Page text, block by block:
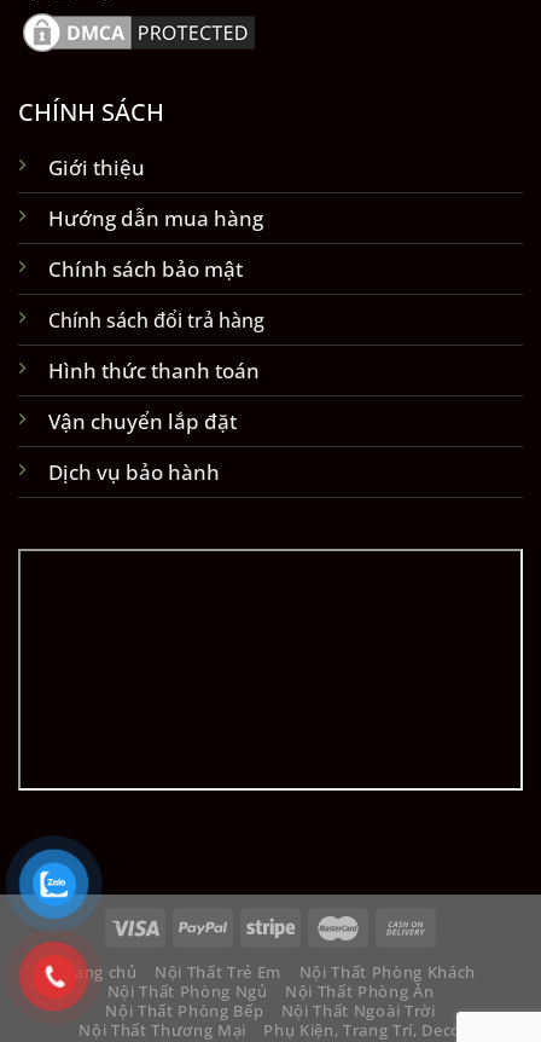
CHÍNH SÁCH
Giới thiệu
Hướng dẫn mua hàng
Chính sách bảo mật
Chính sách đổi trả hàng
Hình thức thanh toán
Vận chuyển lắp đặt
Dịch vụ bảo hành
Trang chủ Nội Thất Trẻ Em
Nội Thất Phòng Khách
Nội Thất Phòng Ngủ
Nội Thất Phòng Ăn
Nội Thất Phòng Bếp
Nội Thất Ngoài Trời
Nội Thất Thương Mại
Phụ Kiện, Trang Trí, Decor